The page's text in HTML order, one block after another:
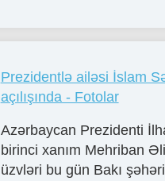
Prezidentlə ailəsi İslam
açılışında - Fotolar
Azərbaycan Prezidenti
birinci xanım Mehriban
üzvləri bu gün Bakı